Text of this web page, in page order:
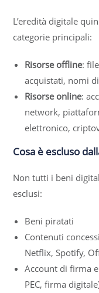
L’eredità digitale
categorie principali:
Risorse offline:
acquistati, nomi
Risorse online:
network,
elettronico,
Cosa è escluso
Non tutti i beni
esclusi:
Beni piratati
Contenuti
Netflix, Spotify,
Account di firma
PEC, firma